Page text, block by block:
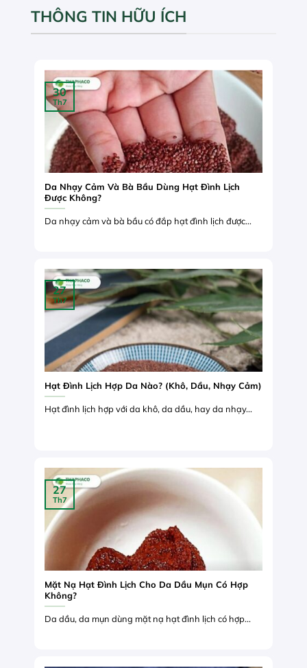
THÔNG TIN HỮU ÍCH
Da Nhạy Cảm Và Bà Bầu Dùng Hạt Đình Lịch
Được Không?
Da nhạy cảm và bà bầu có đắp hạt đình lịch được...
30
Th7
Hạt Đình Lịch Hợp Da Nào? (Khô, Dầu, Nhạy Cảm)
Hạt đình lịch hợp với da khô, da dầu, hay da nhạy...
27
Th7
Mặt Nạ Hạt Đình Lịch Cho Da Dầu Mụn Có Hợp
Không?
Da dầu, da mụn dùng mặt nạ hạt đình lịch có hợp...
27
Th7